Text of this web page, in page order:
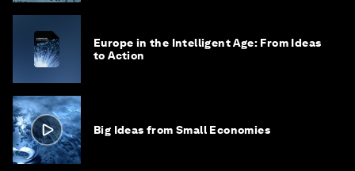
Europe in the Intelligent Age: From Ideas
to Action
Big Ideas from Small Economies